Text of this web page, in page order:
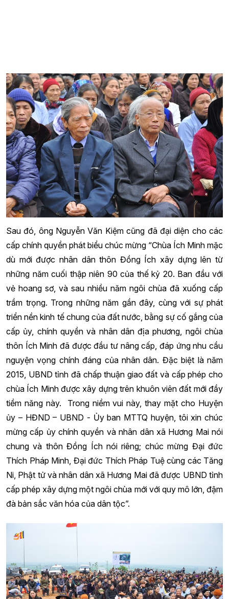
Sau đó, ông Nguyễn Văn Kiệm cũng đã đại diện cho các
cấp chính quyền phát biểu chúc mừng “Chùa Ích Minh mặc
dù mới được nhân dân thôn Đồng Ích xây dựng lên từ
những năm cuối thập niên 90 của thế kỷ 20. Ban đầu với
vẻ hoang sơ, và sau nhiều năm ngôi chùa đã xuống cấp
trầm trọng. Trong những năm gần đây, cùng với sự phát
triển nền kinh tế chung của đất nước, bằng sự cố gắng của
cấp ủy, chính quyền và nhân dân địa phương, ngôi chùa
thôn Ích Minh đã được đầu tư nâng cấp, đáp ứng nhu cầu
nguyện vọng chính đáng của nhân dân. Đặc biệt là năm
2015, UBND tỉnh đã chấp thuận giao đất và cấp phép cho
chùa Ích Minh được xây dựng trên khuôn viên đất mới đầy
tiềm năng này. Trong niềm vui này, thay mặt cho Huyện
ủy – HĐND – UBND - Ủy ban MTTQ huyện, tôi xin chúc
mừng cấp ủy chính quyền và nhân dân xã Hương Mai nói
chung và thôn Đồng Ích nói riêng; chúc mừng Đại đức
Thích Pháp Minh, Đại đức Thích Pháp Tuệ cùng các Tăng
Ni, Phật tử và nhân dân xã Hương Mai đã được UBND tỉnh
cấp phép xây dựng một ngôi chùa mới với quy mô lớn, đậm
đà bản sắc văn hóa của dân tộc”.